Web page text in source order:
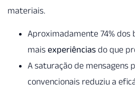
materiais.
Aproximadamente 74% dos
mais experiências do que
A saturação de mensagens
convencionais reduziu a